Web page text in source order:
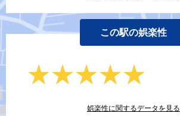
この駅の娯楽性
★★★★★
★★★★★
娯楽性に関するデータを見る